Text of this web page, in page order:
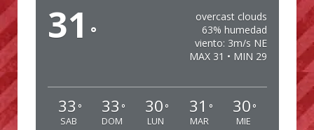
31 °
overcast clouds
63% humedad
viento: 3m/s NE
MAX 31 • MIN 29
33 °
SAB
33 °
DOM
30 °
LUN
31 °
MAR
30 °
MIE